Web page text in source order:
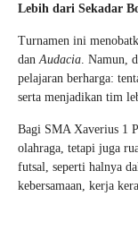
Lebih dari Sekadar
Turnamen ini
dan Audacia . Namun,
pelajaran berharga:
serta menjadikan tim
Bagi SMA Xaverius 1
olahraga, tetapi juga
futsal, seperti halnya
kebersamaan, kerja